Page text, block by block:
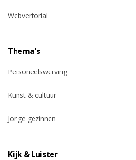
Webvertorial
Thema's
Personeelswerving
Kunst & cultuur
Jonge gezinnen
Kijk & Luister